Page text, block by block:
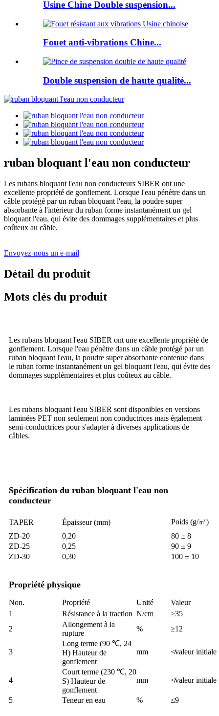
Usine Chine Double suspension...
Fouet anti-vibrations Chine...
Double suspension de haute qualité...
ruban bloquant l'eau non conducteur
Les rubans bloquant l'eau non conducteurs SIBER ont une
excellente propriété de gonflement. Lorsque l'eau pénètre dans un
câble protégé par un ruban bloquant l'eau, la poudre super
absorbante à l'intérieur du ruban forme instantanément un gel
bloquant l'eau, qui évite des dommages supplémentaires et plus
coûteux au câble.
Envoyez-nous un e-mail
Détail du produit
Mots clés du produit
Les rubans bloquant l'eau SIBER ont une excellente propriété de
gonflement. Lorsque l'eau pénètre dans un câble protégé par un
ruban bloquant l'eau, la poudre super absorbante contenue dans
le ruban forme instantanément un gel bloquant l'eau, qui évite des
dommages supplémentaires et plus coûteux au câble.
Les rubans bloquant l'eau SIBER sont disponibles en versions
laminées PET non seulement non conductrices mais également
semi-conductrices pour s'adapter à diverses applications de
câbles.
Spécification du ruban bloquant l'eau non
conducteur
TAPER Épaisseur (mm)
Poids (g/㎡)
ZD-20
0,20
80 ± 8
ZD-25
0,25
90 ± 9
ZD-30
0,30 100 ± 10
Propriété physique
Non. Propriété Unité
Valeur
1
Résistance à la traction N/cm
≥35
2
Allongement à la
rupture
% ≥12
3
Long terme (90 ℃, 24
H) Hauteur de
gonflement
mm ≮valeur initiale
4
Court terme (230 ℃, 20
S) Hauteur de
gonflement
mm ≮valeur initiale
5 Teneur en eau % ≤9